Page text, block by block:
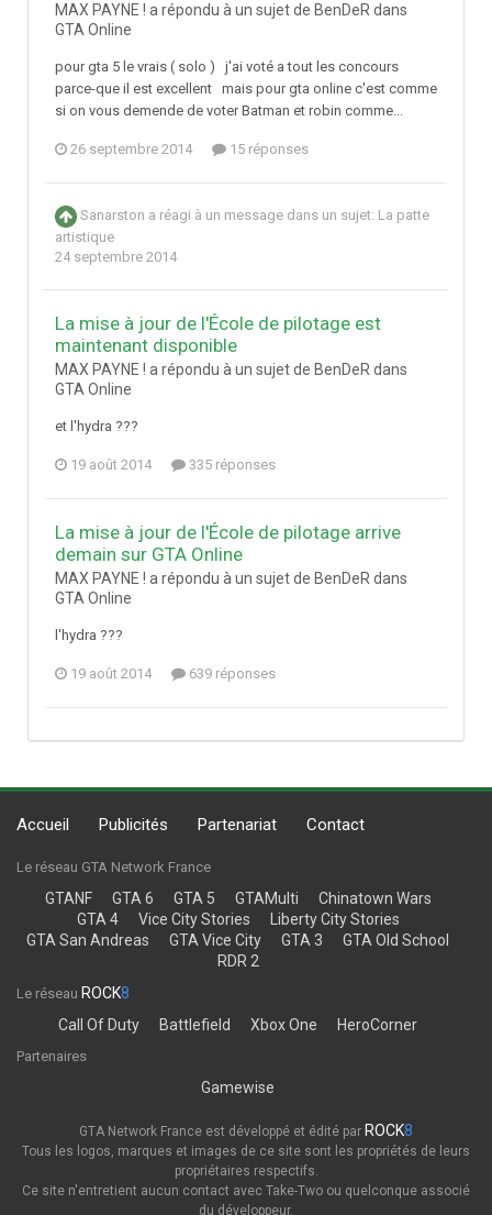
MAX PAYNE ! a répondu à un sujet de BenDeR dans
GTA Online
pour gta 5 le vrais ( solo ) j'ai voté a tout les concours
parce-que il est excellent mais pour gta online c'est comme
si on vous demende de voter Batman et robin comme...
26 septembre 2014 15 réponses
Sanarston a réagi à un message dans un sujet: La patte
artistique
24 septembre 2014
La mise à jour de l'École de pilotage est
maintenant disponible
MAX PAYNE ! a répondu à un sujet de BenDeR dans
GTA Online
et l'hydra ???
19 août 2014 335 réponses
La mise à jour de l'École de pilotage arrive
demain sur GTA Online
MAX PAYNE ! a répondu à un sujet de BenDeR dans
GTA Online
l'hydra ???
19 août 2014 639 réponses
Accueil Publicités Partenariat Contact
Le réseau GTA Network France
GTANF GTA 6 GTA 5 GTAMulti
Chinatown Wars
GTA 4
Vice City Stories
Liberty City Stories
GTA San Andreas
GTA Vice City GTA 3
GTA Old School
RDR 2
Le réseau ROCK8
Call Of Duty
Battlefield Xbox One HeroCorner
Partenaires
Gamewise
GTA Network France est développé et édité par ROCK8
Tous les logos, marques et images de ce site sont les propriétés de leurs
propriétaires respectifs.
Ce site n'entretient aucun contact avec Take-Two ou quelconque associé
du développeur.